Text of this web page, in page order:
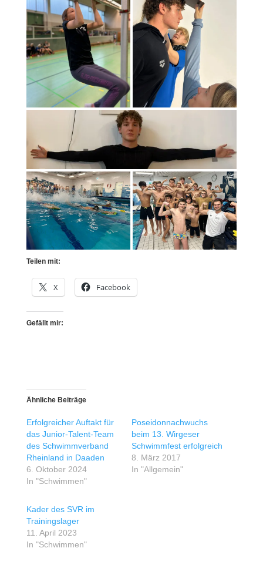
Teilen mit:
X Facebook
Gefällt mir:
Ähnliche Beiträge
Erfolgreicher Auftakt für
das Junior-Talent-Team
des Schwimmverband
Rheinland in Daaden
6. Oktober 2024
In "Schwimmen"
Poseidonnachwuchs
beim 13. Wirgeser
Schwimmfest erfolgreich
8. März 2017
In "Allgemein"
Kader des SVR im
Trainingslager
11. April 2023
In "Schwimmen"